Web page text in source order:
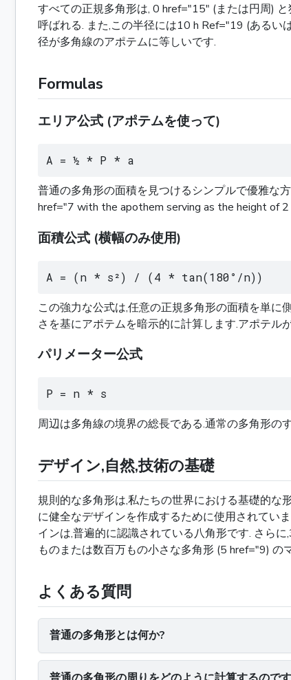
すべての正規多角形は, 0 href="15" (または円周)
呼ばれる. また,この半径には10 h Ref="19 (ある
径が多角線のアポテムに等しいです.
Formulas
エリア公式 (アポテムを使って)
A = ½ * P * a
普通の多角形の面積を見つけるシンプルで優雅な
href="7 with the apothem serving as the height of
面積公式 (横幅のみ使用)
A = (n * s²) / (4 * tan(180°/n))
この強力な公式は,任意の正規多角形の面積を単に
さを基にアポテムを暗示的に計算します.アポテル
パリメーター公式
P = n * s
周辺は多角線の境界の総長である.通常の多角形の
デザイン,自然,技術の基礎
規則的な多角形は,私たちの世界における基礎的な
に健全なデザインを作成するために使用されてい
インは,普遍的に認識されている八角形です. さら
ものまたは数百万もの小さな多角形 (5 href="9) の
よくある質問
普通の多角形とは何か?